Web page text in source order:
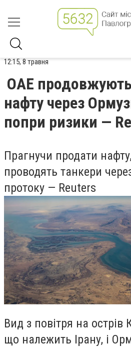
12:15, 8 травня
ОАЕ
нафту через
попри ризики —
Прагнучи продати
проводять танкери
протоку — Reuters
Вид з повітря на острів
що належить Ірану, і